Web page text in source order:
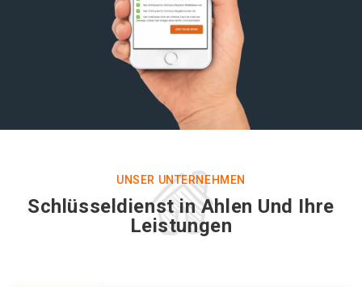
UNSER UNTERNEHMEN
Schlüsseldienst in Ahlen Und Ihre
Leistungen